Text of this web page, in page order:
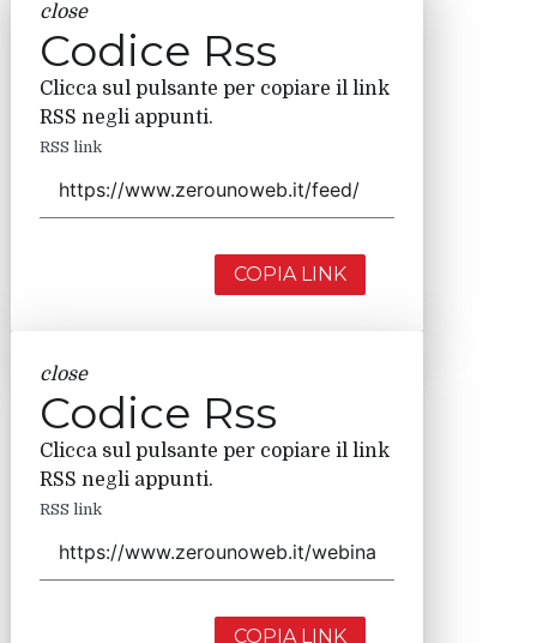
close
Codice Rss
Clicca sul pulsante per copiare il link
RSS negli appunti.
RSS link
COPIA LINK
close
Codice Rss
Clicca sul pulsante per copiare il link
RSS negli appunti.
RSS link
COPIA LINK